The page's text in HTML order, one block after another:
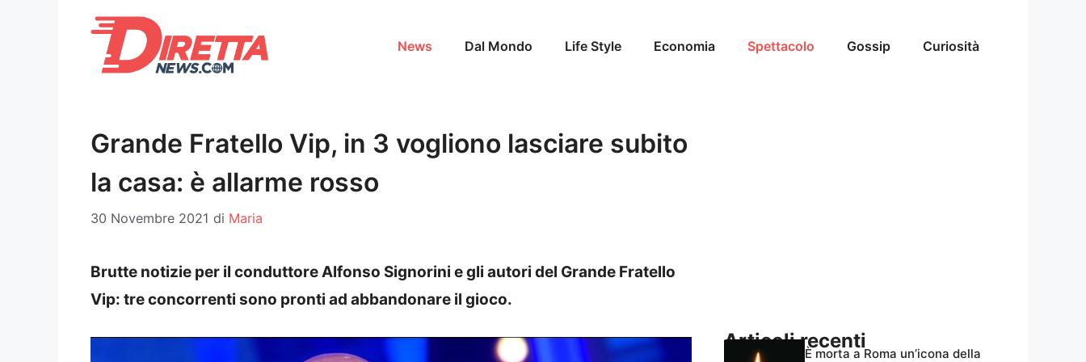
News Dal Mondo Life Style Economia Spettacolo Gossip Curiosità
Grande Fratello Vip, in 3 vogliono lasciare subito
la casa: è allarme rosso
30 Novembre 2021 di Maria
Brutte notizie per il conduttore Alfonso Signorini e gli autori del Grande Fratello
Vip: tre concorrenti sono pronti ad abbandonare il gioco.
Articoli recenti
È morta a Roma un’icona della